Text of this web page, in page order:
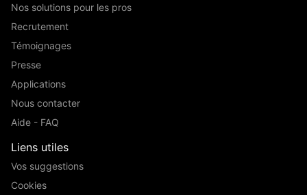
Nos solutions pour les pros
Recrutement
Témoignages
Presse
Applications
Nous contacter
Aide - FAQ
Liens utiles
Vos suggestions
Cookies